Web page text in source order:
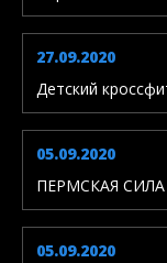
27.09.2020
Детский
05.09.2020
ПЕРМСКАЯ СИЛА
05.09.2020